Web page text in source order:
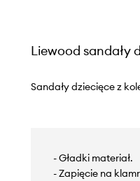
Liewood sandały
Sandały dziecięce z
- Gładki materiał.
- Zapięcie na